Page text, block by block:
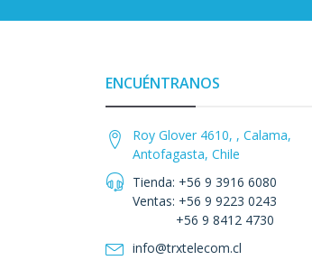
ENCUÉNTRANOS
Roy Glover 4610, , Calama,
Antofagasta, Chile
Tienda: +56 9 3916 6080
Ventas: +56 9 9223 0243
+56 9 8412 4730
info@trxtelecom.cl